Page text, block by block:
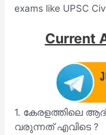
exams like UPSC
Current
1. കേരളത്തിലെ
വരുന്നത് എവിടെ ?